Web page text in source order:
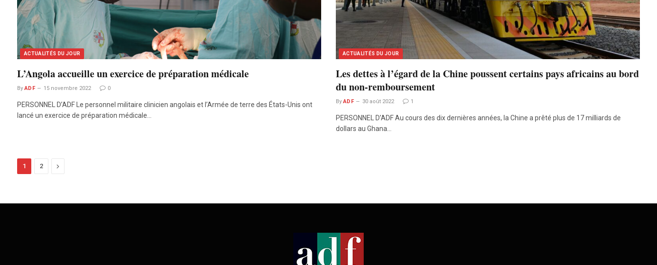
ACTUALITÉS DU JOUR
L’Angola accueille un exercice de préparation médicale
By ADF 15 novembre 2022 0
PERSONNEL D’ADF Le personnel militaire clinicien angolais et l’Armée de terre des États-Unis ont
lancé un exercice de préparation médicale…
ACTUALITÉS DU JOUR
Les dettes à l’égard de la Chine poussent certains pays africains au bord
du non-remboursement
By ADF 30 août 2022 1
PERSONNEL D’ADF Au cours des dix dernières années, la Chine a prêté plus de 17 milliards de
dollars au Ghana…
1 2 Next